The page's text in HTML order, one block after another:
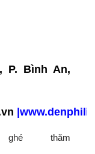
P. Bình An,
thăm